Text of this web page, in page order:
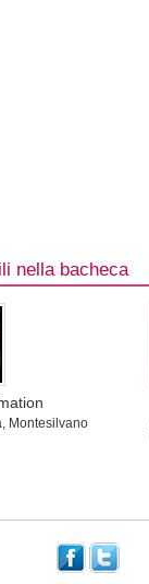
nella bacheca
Montesilvano